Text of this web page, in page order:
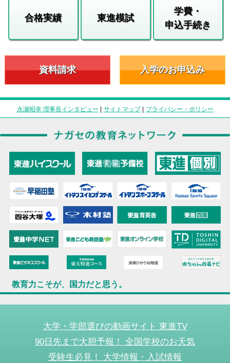
合格実績 東進模試
学費・
申込手続き
資料請求 入学のお申込み
永瀬昭幸 理事長インタビュー | サイトマップ| プライバシー・ポリシー
教育力こそが、国力だと思う。
大学・学部選びの動画サイト 東進TV
90日先まで大胆予報！ 全国学校のお天気
受験生必見！ 大学情報・入試情報